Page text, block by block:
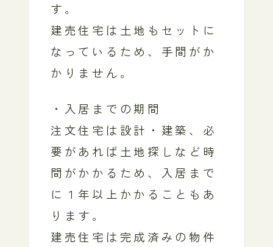
す。
建売住宅は土地もセットに
なっているため、手間がか
かりません。
・入居までの期間
注文住宅は設計・建築、必
要があれば土地探しなど時
間がかかるため、入居まで
に１年以上かかることもあ
ります。
建売住宅は完成済みの物件